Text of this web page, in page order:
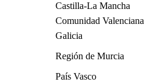
Castilla-La Mancha
Comunidad Valenciana
Galicia
Región de Murcia
País Vasco